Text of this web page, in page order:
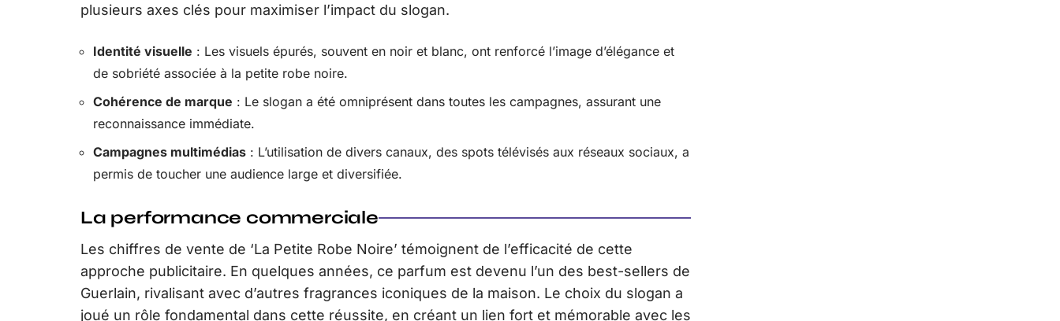
plusieurs axes clés pour maximiser l’impact du slogan.
Identité visuelle : Les visuels épurés, souvent en noir et blanc, ont renforcé l’image d’élégance et
de sobriété associée à la petite robe noire.
Cohérence de marque : Le slogan a été omniprésent dans toutes les campagnes, assurant une
reconnaissance immédiate.
Campagnes multimédias : L’utilisation de divers canaux, des spots télévisés aux réseaux sociaux, a
permis de toucher une audience large et diversifiée.
La performance commerciale
Les chiffres de vente de ‘La Petite Robe Noire’ témoignent de l’efficacité de cette
approche publicitaire. En quelques années, ce parfum est devenu l’un des best-sellers de
Guerlain, rivalisant avec d’autres fragrances iconiques de la maison. Le choix du slogan a
joué un rôle fondamental dans cette réussite, en créant un lien fort et mémorable avec les